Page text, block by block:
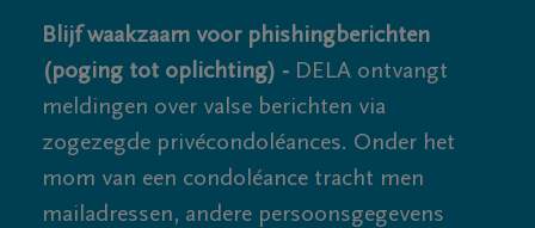
Blijf waakzaam voor phishingberichten
(poging tot oplichting) - DELA ontvangt
meldingen over valse berichten via
zogezegde privécondoléances. Onder het
mom van een condoléance tracht men
mailadressen, andere persoonsgegevens